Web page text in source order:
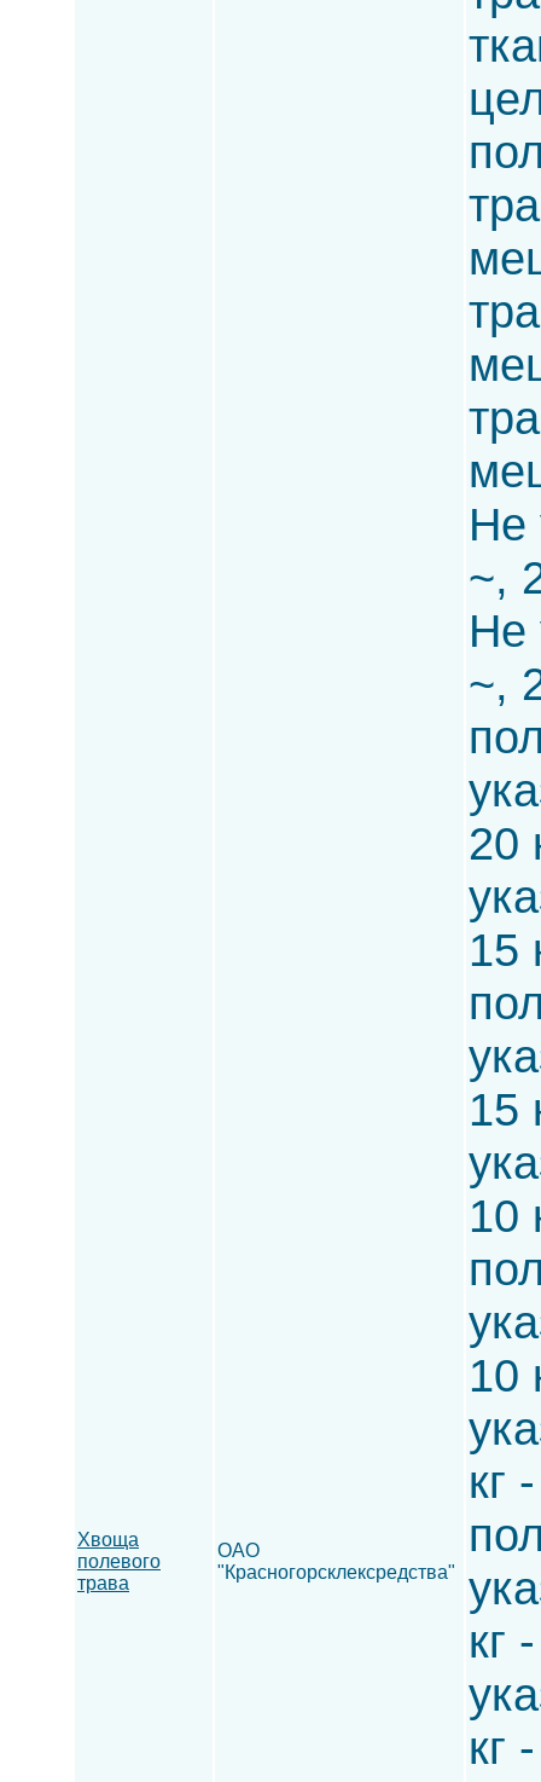
Хвоща
полевого
трава
ОАО
"Красногорсклексредства"
Не
~,
Не
~,
20
15
15
10
10
кг
кг
кг